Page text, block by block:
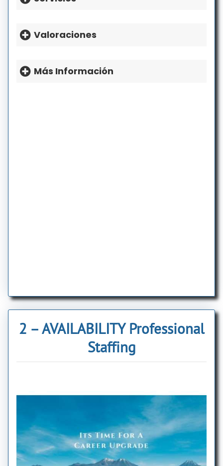
Jueves: 8a.m.-5p.m.
Sábado: Cerrado
Domingo: Cerrado
Valoraciones
Más Información
2 – AVAILABILITY Professional
Staffing